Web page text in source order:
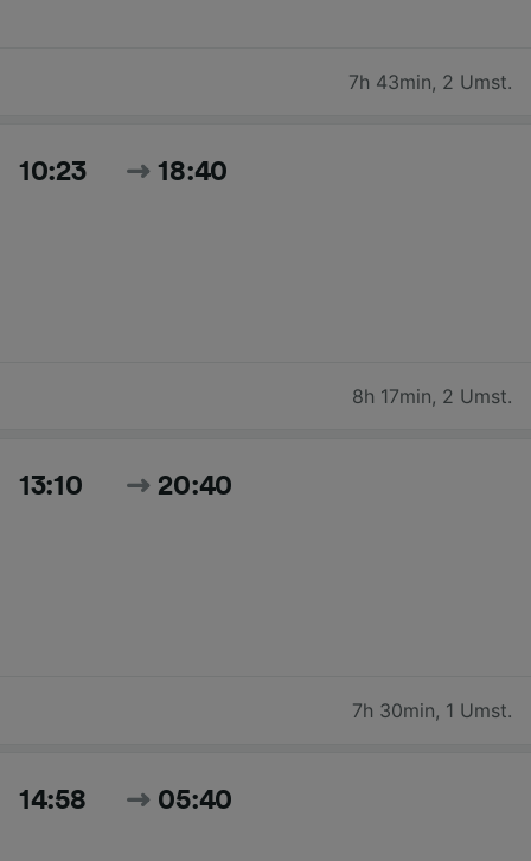
7h 43min, 2 Umst.
10:23 18:40
8h 17min, 2 Umst.
13:10 20:40
7h 30min, 1 Umst.
14:58 05:40